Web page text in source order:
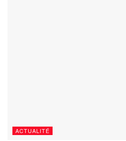
ACTUALITÉ